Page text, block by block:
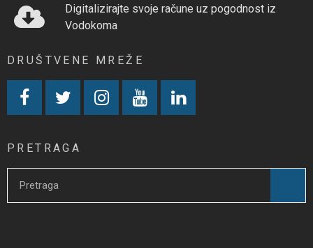
Digitalizirajte svoje račune uz pogodnost iz
Vodokoma
DRUŠTVENE MREŽE
PRETRAGA